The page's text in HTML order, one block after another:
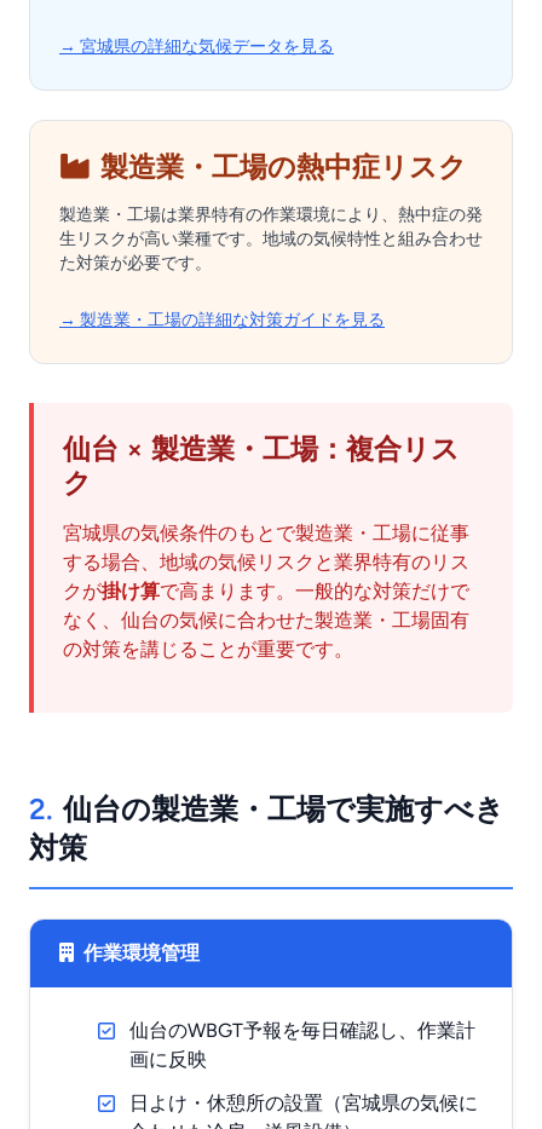
→ 宮城県の詳細な気候データを見る
製造業・工場の熱中症リスク
製造業・工場は業界特有の作業環境により、熱中症の発
生リスクが高い業種です。地域の気候特性と組み合わせ
た対策が必要です。
→ 製造業・工場の詳細な対策ガイドを見る
仙台 × 製造業・工場：複合リス
ク
宮城県の気候条件のもとで製造業・工場に従事
する場合、地域の気候リスクと業界特有のリス
クが掛け算で高まります。一般的な対策だけで
なく、仙台の気候に合わせた製造業・工場固有
の対策を講じることが重要です。
2. 仙台の製造業・工場で実施すべき
対策
作業環境管理
仙台のWBGT予報を毎日確認し、作業計
画に反映
日よけ・休憩所の設置（宮城県の気候に